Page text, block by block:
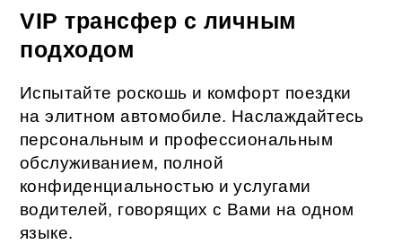
VIP трансфер с личным
подходом
Испытайте роскошь и комфорт поездки
на элитном автомобиле. Наслаждайтесь
персональным и профессиональным
обслуживанием, полной
конфиденциальностью и услугами
водителей, говорящих с Вами на одном
языке.